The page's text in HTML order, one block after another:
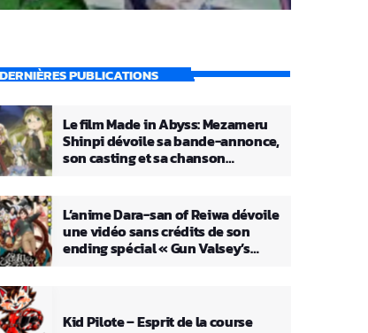
DERNIÈRES PUBLICATIONS
Le film Made in Abyss: Mezameru
Shinpi dévoile sa bande-annonce,
son casting et sa chanson
L’anime Dara-san of Reiwa dévoile
une vidéo sans crédits de son
ending spécial « Gun Valsey’s
Kid Pilote – Esprit de la course